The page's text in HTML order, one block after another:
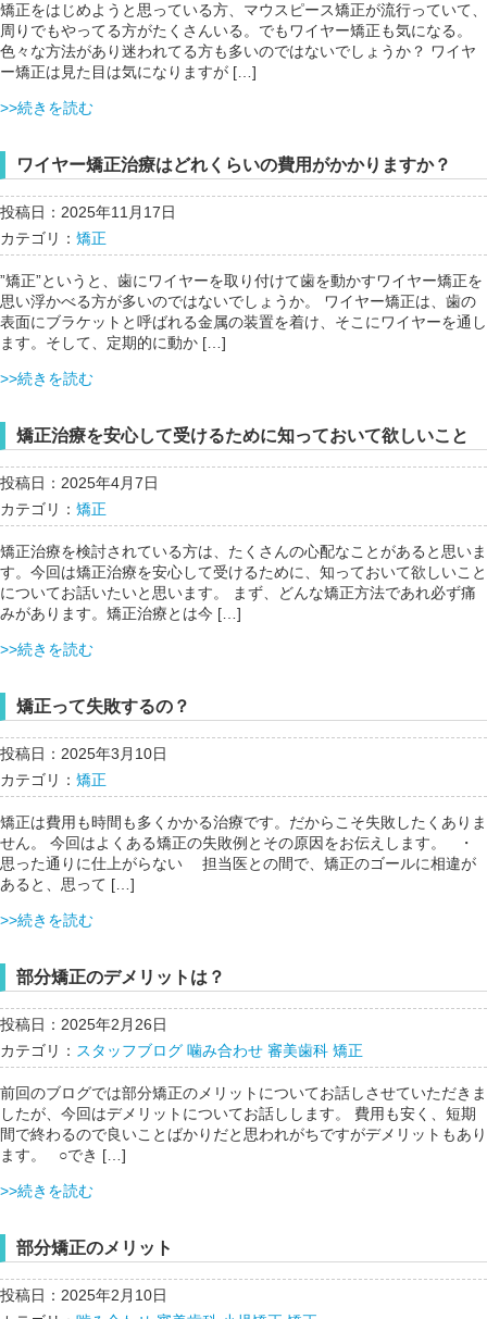
矯正をはじめようと思っている方、マウスピース矯正が流行っていて、
周りでもやってる方がたくさんいる。でもワイヤー矯正も気になる。
色々な方法があり迷われてる方も多いのではないでしょうか？ ワイヤ
ー矯正は見た目は気になりますが […]
>>続きを読む
ワイヤー矯正治療はどれくらいの費用がかかりますか？
投稿日：2025年11月17日
カテゴリ： 矯正
”矯正”というと、歯にワイヤーを取り付けて歯を動かすワイヤー矯正を
思い浮かべる方が多いのではないでしょうか。 ワイヤー矯正は、歯の
表面にブラケットと呼ばれる金属の装置を着け、そこにワイヤーを通し
ます。そして、定期的に動か […]
>>続きを読む
矯正治療を安心して受けるために知っておいて欲しいこと
投稿日：2025年4月7日
カテゴリ： 矯正
矯正治療を検討されている方は、たくさんの心配なことがあると思いま
す。今回は矯正治療を安心して受けるために、知っておいて欲しいこと
についてお話いたいと思います。 まず、どんな矯正方法であれ必ず痛
みがあります。矯正治療とは今 […]
>>続きを読む
矯正って失敗するの？
投稿日：2025年3月10日
カテゴリ： 矯正
矯正は費用も時間も多くかかる治療です。だからこそ失敗したくありま
せん。 今回はよくある矯正の失敗例とその原因をお伝えします。 ・
思った通りに仕上がらない 担当医との間で、矯正のゴールに相違が
あると、思って […]
>>続きを読む
部分矯正のデメリットは？
投稿日：2025年2月26日
カテゴリ： スタッフブログ 噛み合わせ 審美歯科 矯正
前回のブログでは部分矯正のメリットについてお話しさせていただきま
したが、今回はデメリットについてお話しします。 費用も安く、短期
間で終わるので良いことばかりだと思われがちですがデメリットもあり
ます。 ○でき […]
>>続きを読む
部分矯正のメリット
投稿日：2025年2月10日